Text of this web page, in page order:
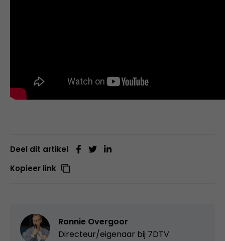
Deel dit artikel
Kopieer link
Ronnie Overgoor
Directeur/eigenaar bij 7DTV